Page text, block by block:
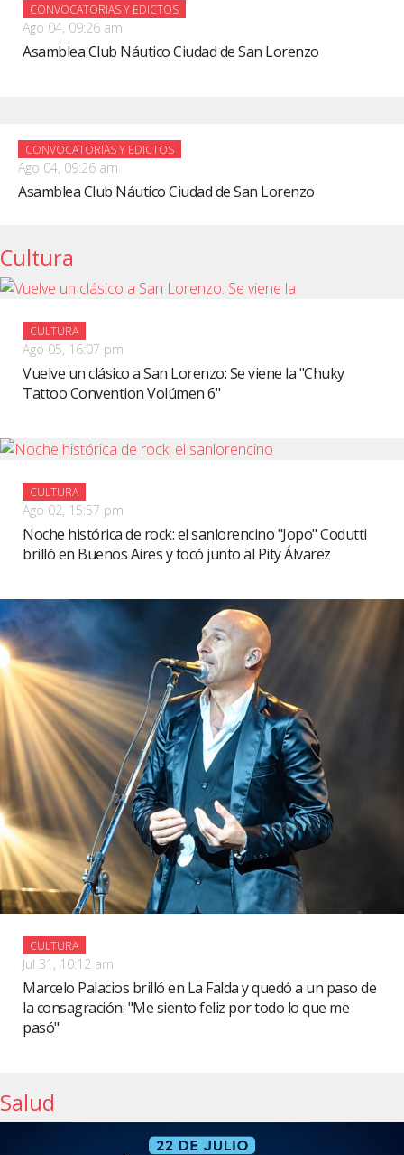
CONVOCATORIAS Y EDICTOS
Ago 04, 09:26 am
Asamblea Club Náutico Ciudad de San Lorenzo
CONVOCATORIAS Y EDICTOS
Ago 04, 09:26 am
Asamblea Club Náutico Ciudad de San Lorenzo
Cultura
CULTURA
Ago 05, 16:07 pm
Vuelve un clásico a San Lorenzo: Se viene la "Chuky
Tattoo Convention Volúmen 6"
CULTURA
Ago 02, 15:57 pm
Noche histórica de rock: el sanlorencino "Jopo" Codutti
brilló en Buenos Aires y tocó junto al Pity Álvarez
CULTURA
Jul 31, 10:12 am
Marcelo Palacios brilló en La Falda y quedó a un paso de
la consagración: "Me siento feliz por todo lo que me
pasó"
Salud